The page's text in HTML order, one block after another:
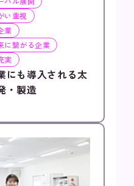
い重視
業
に繋がる企業
実
も導入される太
・製造